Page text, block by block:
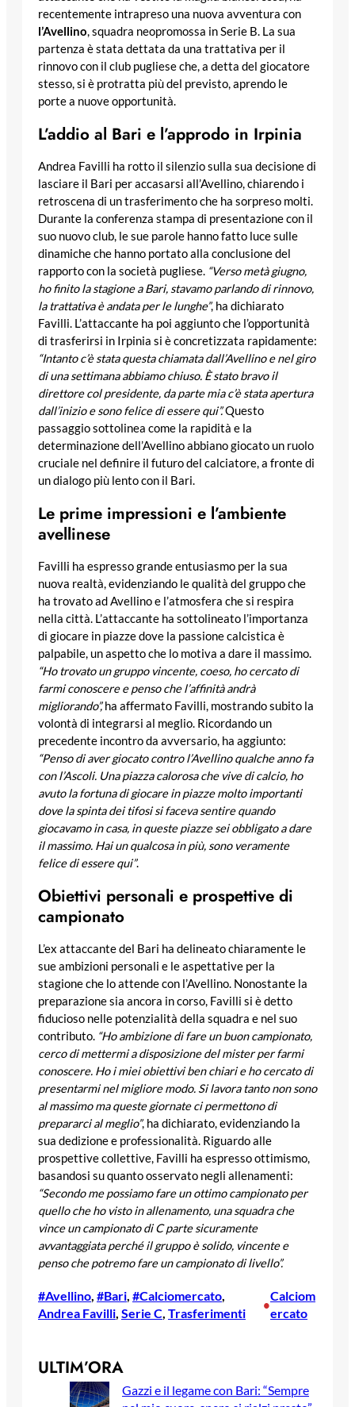
recentemente intrapreso una nuova avventura con
l’Avellino, squadra neopromossa in Serie B. La sua
partenza è stata dettata da una trattativa per il
rinnovo con il club pugliese che, a detta del giocatore
stesso, si è protratta più del previsto, aprendo le
porte a nuove opportunità.
L’addio al Bari e l’approdo in Irpinia
Andrea Favilli ha rotto il silenzio sulla sua decisione di
lasciare il Bari per accasarsi all’Avellino, chiarendo i
retroscena di un trasferimento che ha sorpreso molti.
Durante la conferenza stampa di presentazione con il
suo nuovo club, le sue parole hanno fatto luce sulle
dinamiche che hanno portato alla conclusione del
rapporto con la società pugliese. “Verso metà giugno,
ho finito la stagione a Bari, stavamo parlando di rinnovo,
la trattativa è andata per le lunghe”, ha dichiarato
Favilli. L’attaccante ha poi aggiunto che l’opportunità
di trasferirsi in Irpinia si è concretizzata rapidamente:
“Intanto c’è stata questa chiamata dall’Avellino e nel giro
di una settimana abbiamo chiuso. È stato bravo il
direttore col presidente, da parte mia c’è stata apertura
dall’inizio e sono felice di essere qui”.Questo
passaggio sottolinea come la rapidità e la
determinazione dell’Avellino abbiano giocato un ruolo
cruciale nel definire il futuro del calciatore, a fronte di
un dialogo più lento con il Bari.
Le prime impressioni e l’ambiente
avellinese
Favilli ha espresso grande entusiasmo per la sua
nuova realtà, evidenziando le qualità del gruppo che
ha trovato ad Avellino e l’atmosfera che si respira
nella città. L’attaccante ha sottolineato l’importanza
di giocare in piazze dove la passione calcistica è
palpabile, un aspetto che lo motiva a dare il massimo.
“Ho trovato un gruppo vincente, coeso, ho cercato di
farmi conoscere e penso che l’affinità andrà
migliorando”,ha affermato Favilli, mostrando subito la
volontà di integrarsi al meglio. Ricordando un
precedente incontro da avversario, ha aggiunto:
“Penso di aver giocato contro l’Avellino qualche anno fa
con l’Ascoli. Una piazza calorosa che vive di calcio, ho
avuto la fortuna di giocare in piazze molto importanti
dove la spinta dei tifosi si faceva sentire quando
giocavamo in casa, in queste piazze sei obbligato a dare
il massimo. Hai un qualcosa in più, sono veramente
felice di essere qui”.
Obiettivi personali e prospettive di
campionato
L’ex attaccante del Bari ha delineato chiaramente le
sue ambizioni personali e le aspettative per la
stagione che lo attende con l’Avellino. Nonostante la
preparazione sia ancora in corso, Favilli si è detto
fiducioso nelle potenzialità della squadra e nel suo
contributo. “Ho ambizione di fare un buon campionato,
cerco di mettermi a disposizione del mister per farmi
conoscere. Ho i miei obiettivi ben chiari e ho cercato di
presentarmi nel migliore modo. Si lavora tanto non sono
al massimo ma queste giornate ci permettono di
prepararci al meglio”, ha dichiarato, evidenziando la
sua dedizione e professionalità. Riguardo alle
prospettive collettive, Favilli ha espresso ottimismo,
basandosi su quanto osservato negli allenamenti:
“Secondo me possiamo fare un ottimo campionato per
quello che ho visto in allenamento, una squadra che
vince un campionato di C parte sicuramente
avvantaggiata perché il gruppo è solido, vincente e
penso che potremo fare un campionato di livello”.
#Avellino #Bari #Calciomercato
Andrea Favilli Serie C Trasferimenti
•
Calciom
ercato
ULTIM’ORA
Gazzi e il legame con Bari: “Sempre